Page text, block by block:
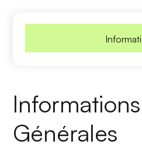
Informations
Générales